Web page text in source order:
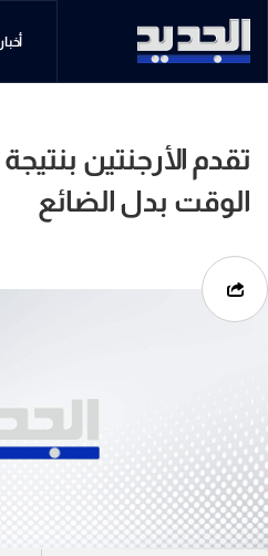
أخبار
الوقت بدل الضائع